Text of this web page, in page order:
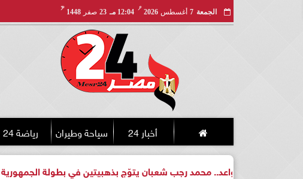
الجمعة 7 أغسطس 2026
مـ
12:04 مـ 23 صفر 1448
هـ
أخبار 24 سياحة وطيران رياضة 24
محمد رجب شعبان يتوّج بذهبيتين في بطولة الجمهورية للكيك بوكسينج